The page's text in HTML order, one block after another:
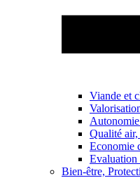
Viande et
Autonomie
Qualité air,
Economie
Evaluation
Bien-être,